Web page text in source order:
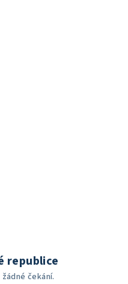
republice
čekání.